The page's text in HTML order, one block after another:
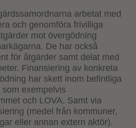
arbetat med
och genomföra frivilliga
mot övergödning
De har också
för åtgärder samt delat med
Finansiering av konkreta
har skett inom befintliga
exempelvis
och LOVA. Samt via
(medel från kommuner,
eller annan extern aktör).